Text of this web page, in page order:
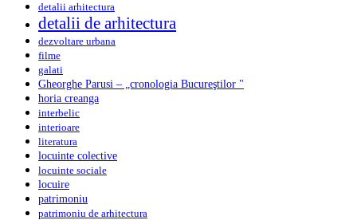
detalii arhitectura
detalii de arhitectura
dezvoltare urbana
filme
galati
Gheorghe Parusi – „cronologia Bucureştilor "
horia creanga
interbelic
interioare
literatura
locuinte colective
locuinte sociale
locuire
patrimoniu
patrimoniu de arhitectura